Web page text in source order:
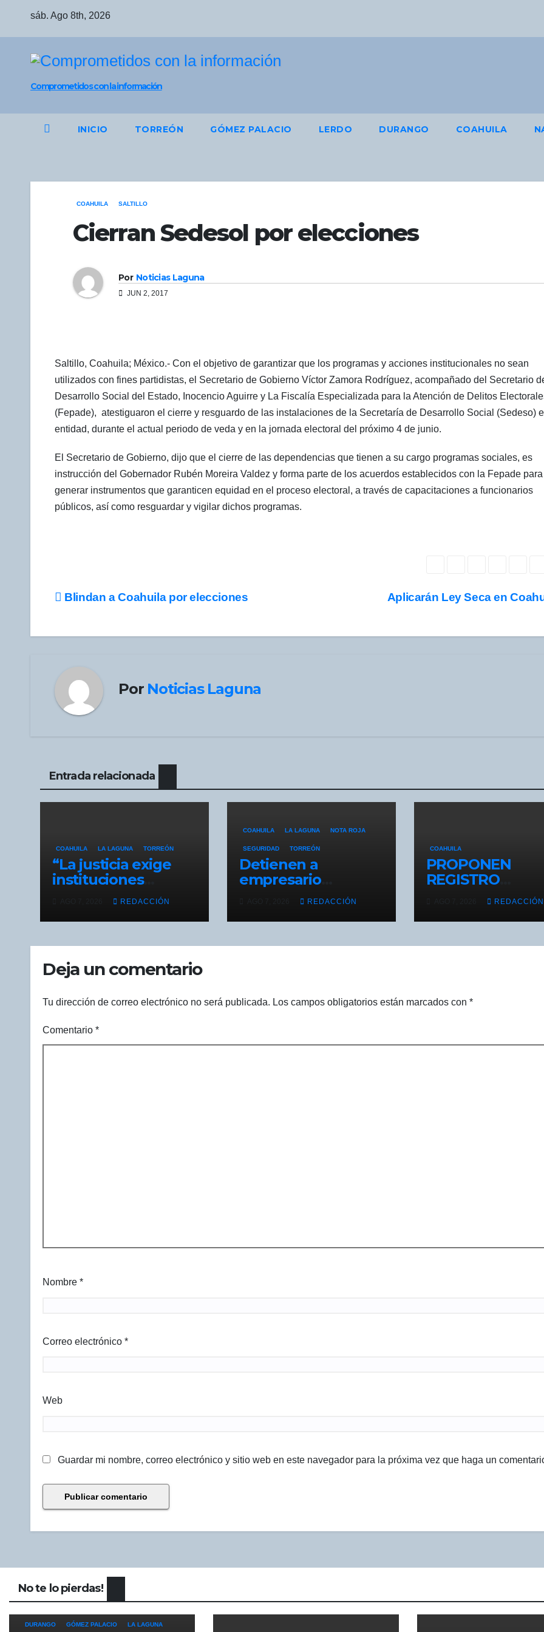
sáb. Ago 8th, 2026
Comprometidos con la información
INICIO TORREÓN GÓMEZ PALACIO LERDO DURANGO COAHUILA
COAHUILA SALTILLO
Cierran Sedesol por elecciones
Por Noticias Laguna
JUN 2, 2017
Saltillo, Coahuila; México.- Con el objetivo de garantizar que los programas y acciones institucionales no sean
utilizados con fines partidistas, el Secretario de Gobierno Víctor Zamora Rodríguez, acompañado del Secretario
Desarrollo Social del Estado, Inocencio Aguirre y La Fiscalía Especializada para la Atención de Delitos
(Fepade), atestiguaron el cierre y resguardo de las instalaciones de la Secretaría de Desarrollo Social (Sedeso)
entidad, durante el actual periodo de veda y en la jornada electoral del próximo 4 de junio.
El Secretario de Gobierno, dijo que el cierre de las dependencias que tienen a su cargo programas sociales, es
instrucción del Gobernador Rubén Moreira Valdez y forma parte de los acuerdos establecidos con la Fepade para
generar instrumentos que garanticen equidad en el proceso electoral, a través de capacitaciones a funcionarios
públicos, así como resguardar y vigilar dichos programas.
Navegación
Aplicarán Ley Seca en
Blindan a Coahuila por elecciones
Por Noticias Laguna
Entrada relacionada
COAHUILA LA LAGUNA TORREÓN
“La justicia exige
instituciones
fuertes”: alcalde
Miguel Riquelme
REDACCIÓN
COAHUILA LA LAGUNA NOTA ROJA
SEGURIDAD TORREÓN
Detienen a
empresario
lagunero durante
operativo de
seguridad
REDACCIÓN
COAHUILA
PROPONEN
REGISTRO
NACIONAL DE
HUÉRFANOS
FEMINICIDIO EN
REDACCIÓN
Deja un comentario
Tu dirección de correo electrónico no será publicada. Los campos obligatorios están marcados con *
Comentario *
Nombre *
Correo electrónico *
Web
Guardar mi nombre, correo electrónico y sitio web en este navegador para la próxima vez que haga un
No te lo pierdas!
DURANGO GÓMEZ PALACIO LA LAGUNA